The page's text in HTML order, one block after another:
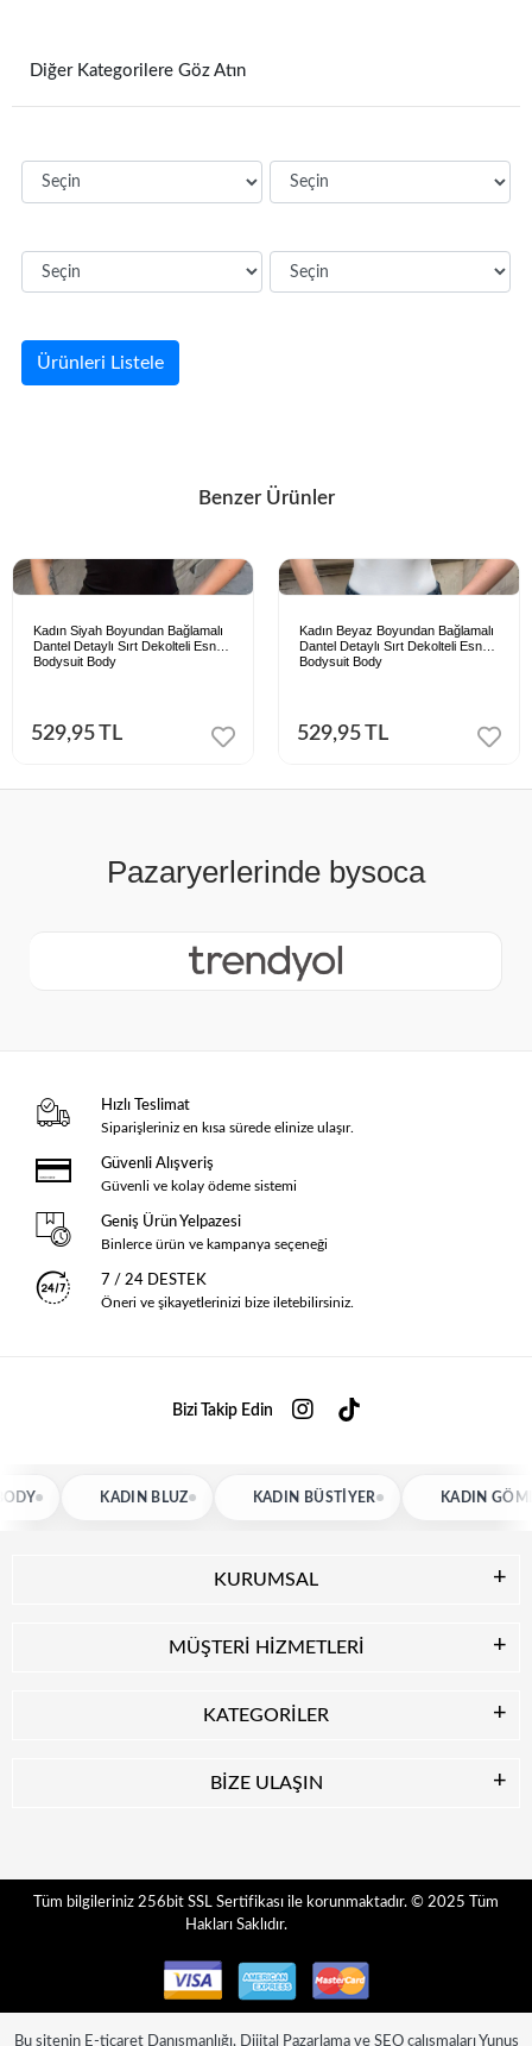
Diğer Kategorilere Göz Atın
Ürünleri Listele
Benzer Ürünler
Kadın Siyah Boyundan Bağlamalı
Dantel Detaylı Sırt Dekolteli Esnek
Bodysuit Body
529,95 TL
Kadın Beyaz Boyundan Bağlamalı
Dantel Detaylı Sırt Dekolteli Esnek
Bodysuit Body
529,95 TL
Hızlı Teslimat
Siparişleriniz en kısa sürede elinize ulaşır.
Güvenli Alışveriş
Güvenli ve kolay ödeme sistemi
Geniş Ürün Yelpazesi
Binlerce ürün ve kampanya seçeneği
7 / 24 DESTEK
Öneri ve şikayetlerinizi bize iletebilirsiniz.
Bizi Takip Edin
KADIN BLUZ KADIN BÜSTIYER KADIN GÖMLEK
KURUMSAL
MÜŞTERİ HİZMETLERİ
KATEGORİLER
BİZE ULAŞIN
Tüm bilgileriniz 256bit SSL Sertifikası ile korunmaktadır. © 2025
Tüm
Hakları Saklıdır.
Bu sitenin E-ticaret Danışmanlığı, Dijital Pazarlamave SEOçalışmaları Yunus